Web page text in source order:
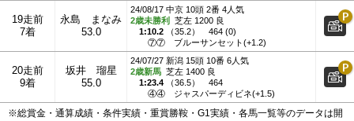
19走前
7着
永島 まなみ
53.0
24/08/17 中京 10頭 2番 4人気
2歳未勝利
芝左 1200 良
1:10.2 （35.2）
464 (0)
⑦⑦
ブルーサンセット(+1.2)
20走前
9着
坂井 瑠星
55.0
24/07/27 新潟 15頭 10番 6人気
2歳新馬 芝左 1400 良
1:23.4 （36.5）
464
④④
ジャスパーディビネ(+1.5)
※総賞金・通算成績・条件実績・重賞勝鞍・G1実績・各馬一覧等のデータは開